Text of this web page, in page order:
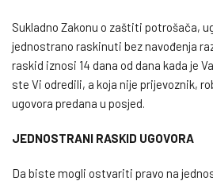
Sukladno Zakonu o zaštiti potrošača,
jednostrano raskinuti bez navođenja
raskid iznosi 14 dana od dana kada je
ste Vi odredili, a koja nije prijevoznik,
ugovora predana u posjed.
JEDNOSTRANI RASKID UGOVORA
Da biste mogli ostvariti pravo na